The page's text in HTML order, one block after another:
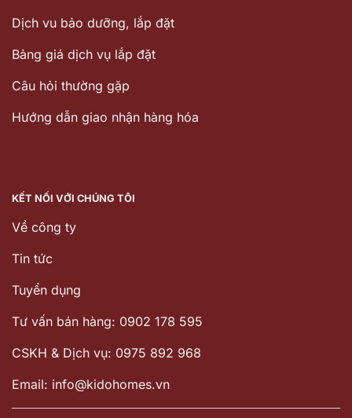
Dịch vu bảo dưỡng, lắp đặt
Bảng giá dịch vụ lắp đặt
Câu hỏi thường gặp
Hướng dẫn giao nhận hàng hóa
KẾT NỐI VỚI CHÚNG TÔI
Về công ty
Tin tức
Tuyển dụng
Tư vấn bán hàng: 0902 178 595
CSKH & Dịch vụ: 0975 892 968
Email: info@kidohomes.vn